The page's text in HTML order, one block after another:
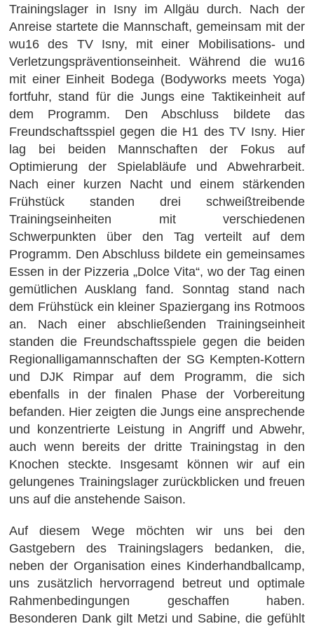
Trainingslager in Isny im Allgäu durch. Nach der
Anreise startete die Mannschaft, gemeinsam mit der
wu16 des TV Isny, mit einer Mobilisations- und
Verletzungspräventionseinheit. Während die wu16
mit einer Einheit Bodega (Bodyworks meets Yoga)
fortfuhr, stand für die Jungs eine Taktikeinheit auf
dem Programm. Den Abschluss bildete das
Freundschaftsspiel gegen die H1 des TV Isny. Hier
lag bei beiden Mannschaften der Fokus auf
Optimierung der Spielabläufe und Abwehrarbeit.
Nach einer kurzen Nacht und einem stärkenden
Frühstück standen drei schweißtreibende
Trainingseinheiten mit verschiedenen
Schwerpunkten über den Tag verteilt auf dem
Programm. Den Abschluss bildete ein gemeinsames
Essen in der Pizzeria „Dolce Vita“, wo der Tag einen
gemütlichen Ausklang fand. Sonntag stand nach
dem Frühstück ein kleiner Spaziergang ins Rotmoos
an. Nach einer abschließenden Trainingseinheit
standen die Freundschaftsspiele gegen die beiden
Regionalligamannschaften der SG Kempten-Kottern
und DJK Rimpar auf dem Programm, die sich
ebenfalls in der finalen Phase der Vorbereitung
befanden. Hier zeigten die Jungs eine ansprechende
und konzentrierte Leistung in Angriff und Abwehr,
auch wenn bereits der dritte Trainingstag in den
Knochen steckte. Insgesamt können wir auf ein
gelungenes Trainingslager zurückblicken und freuen
uns auf die anstehende Saison.
Auf diesem Wege möchten wir uns bei den
Gastgebern des Trainingslagers bedanken, die,
neben der Organisation eines Kinderhandballcamp,
uns zusätzlich hervorragend betreut und optimale
Rahmenbedingungen geschaffen haben.
Besonderen Dank gilt Metzi und Sabine, die gefühlt